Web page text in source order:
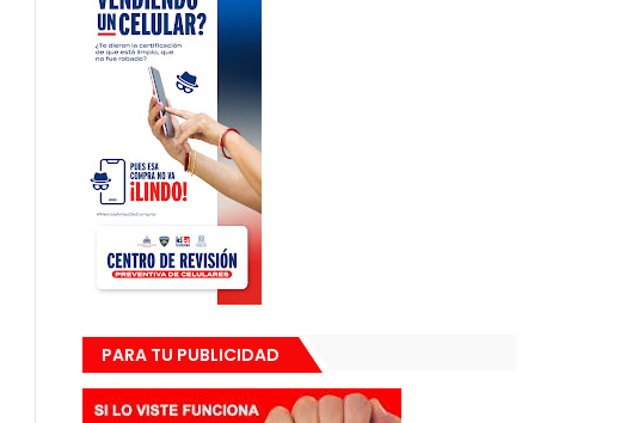
PARA TU PUBLICIDAD